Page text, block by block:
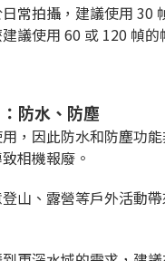
常拍攝，建議使用 30
議使用 60 或 120 幀的
防水、防塵
，因此防水和防塵功
相機報廢。
山、露營等戶外活動